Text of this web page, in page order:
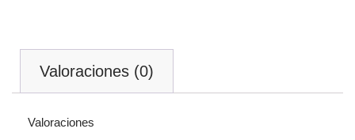
Valoraciones (0)
Valoraciones